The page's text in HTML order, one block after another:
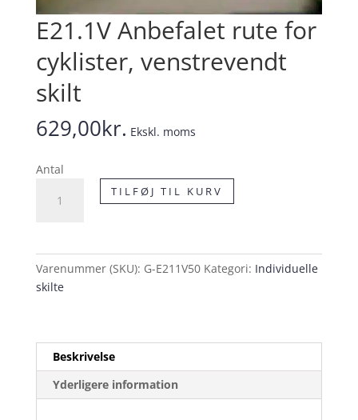
E21.1V Anbefalet rute for
cyklister, venstrevendt
skilt
629,00kr. Ekskl. moms
Antal
Anbefalet
venstrevendt
TILFØJ TIL KURV
Varenummer (SKU): G-E211V50 Kategori: Individuelle
skilte
Beskrivelse
Yderligere information